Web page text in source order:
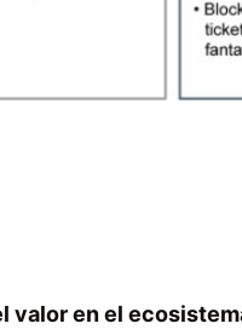
valor en el